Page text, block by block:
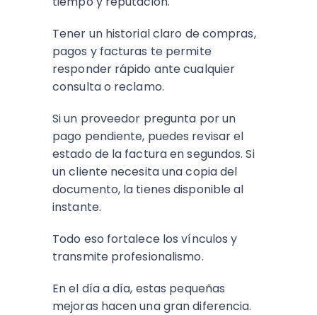
Tener un historial claro de compras,
pagos y facturas te permite
responder rápido ante cualquier
consulta o reclamo.
Si un proveedor pregunta por un
pago pendiente, puedes revisar el
estado de la factura en segundos. Si
un cliente necesita una copia del
documento, la tienes disponible al
instante.
Todo eso fortalece los vínculos y
transmite profesionalismo.
En el día a día, estas pequeñas
mejoras hacen una gran diferencia.